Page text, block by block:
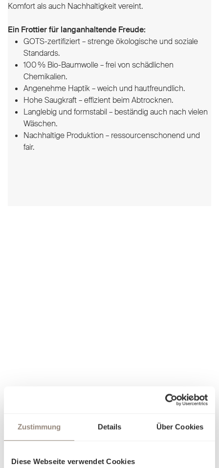
Zustimmung Details Über Cookies
Diese Webseite verwendet Cookies
Komfort als auch Nachhaltigkeit vereint.
Ein Frottier für langanhaltende Freude:
GOTS-zertifiziert – strenge ökologische und soziale
Standards.
100 % Bio-Baumwolle – frei von schädlichen
Chemikalien.
Angenehme Haptik – weich und hautfreundlich.
Hohe Saugkraft – effizient beim Abtrocknen.
Langlebig und formstabil – beständig auch nach vielen
Wäschen.
Nachhaltige Produktion – ressourcenschonend und
fair.